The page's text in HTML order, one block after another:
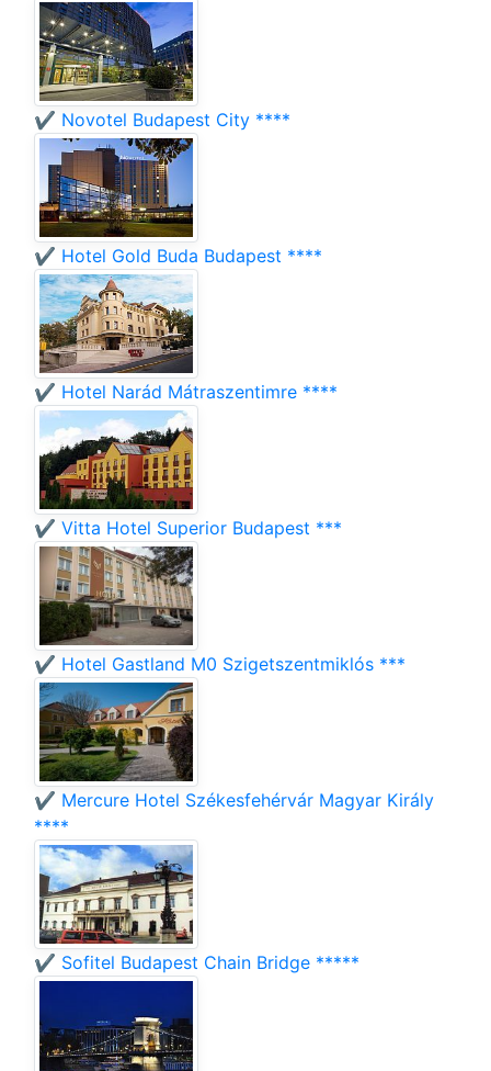
✔️ Novotel Budapest City ****
✔️ Hotel Gold Buda Budapest ****
✔️ Hotel Narád Mátraszentimre ****
✔️ Vitta Hotel Superior Budapest ***
✔️ Hotel Gastland M0 Szigetszentmiklós ***
✔️ Mercure Hotel Székesfehérvár Magyar Király
****
✔️ Sofitel Budapest Chain Bridge *****